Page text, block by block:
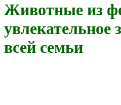
Животные из
увлекательное
всей семьи